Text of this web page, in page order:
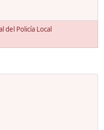
del Policía Local